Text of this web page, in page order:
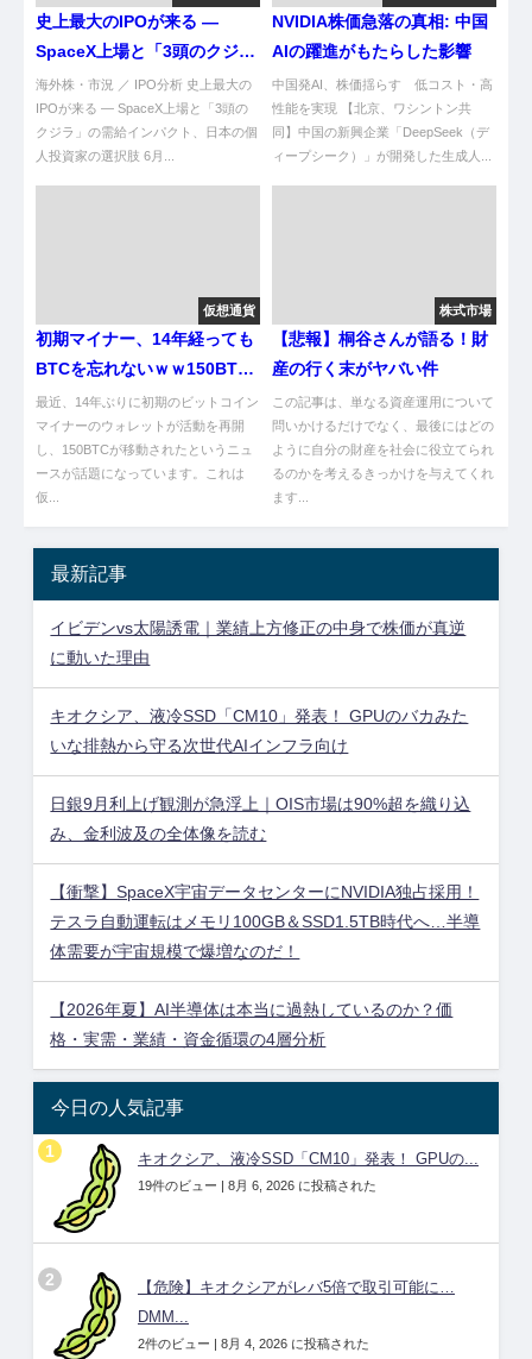
史上最大のIPOが来る ―
SpaceX上場と「3頭のクジ
ラ」の需給インパクト、日本
の個人投資家の選択肢
海外株・市況 ／ IPO分析 史上最大の
IPOが来る ― SpaceX上場と「3頭の
クジラ」の需給インパクト、日本の個
人投資家の選択肢 6月...
NVIDIA株価急落の真相: 中国
AIの躍進がもたらした影響
中国発AI、株価揺らす 低コスト・高
性能を実現 【北京、ワシントン共
同】中国の新興企業「DeepSeek（デ
ィープシーク）」が開発した生成人...
仮想通貨
初期マイナー、14年経っても
BTCを忘れないｗｗ150BTC
移動事件まとめ〜
最近、14年ぶりに初期のビットコイン
マイナーのウォレットが活動を再開
し、150BTCが移動されたというニュ
ースが話題になっています。これは
仮...
株式市場
【悲報】桐谷さんが語る！財
産の行く末がヤバい件
この記事は、単なる資産運用について
問いかけるだけでなく、最後にはどの
ように自分の財産を社会に役立てられ
るのかを考えるきっかけを与えてくれ
ます...
最新記事
イビデンvs太陽誘電｜業績上方修正の中身で株価が真逆
に動いた理由
キオクシア、液冷SSD「CM10」発表！ GPUのバカみた
いな排熱から守る次世代AIインフラ向け
日銀9月利上げ観測が急浮上｜OIS市場は90%超を織り込
み、金利波及の全体像を読む
【衝撃】SpaceX宇宙データセンターにNVIDIA独占採用！
テスラ自動運転はメモリ100GB＆SSD1.5TB時代へ…半導
体需要が宇宙規模で爆増なのだ！
【2026年夏】AI半導体は本当に過熱しているのか？価
格・実需・業績・資金循環の4層分析
今日の人気記事
キオクシア、液冷SSD「CM10」発表！ GPUの...
19件のビュー | 8月 6, 2026 に投稿された
【危険】キオクシアがレバ5倍で取引可能に…
DMM...
2件のビュー | 8月 4, 2026 に投稿された